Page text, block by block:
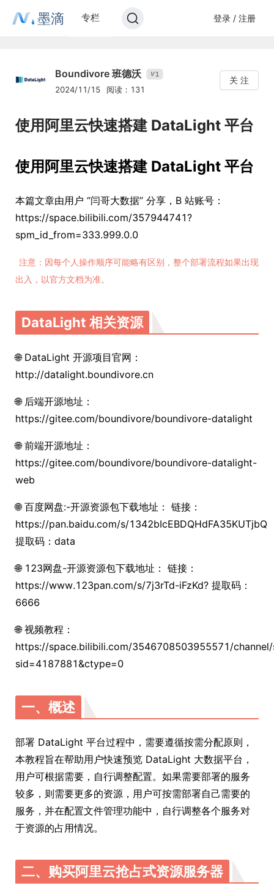
墨滴 专栏 登录 / 注册
Boundivore 班德沃 V1
2024/11/15 阅读：131
关 注
使用阿里云快速搭建 DataLight 平台
使用阿里云快速搭建 DataLight 平台
本篇文章由用户 “闫哥大数据” 分享，B 站账号：
https://space.bilibili.com/357944741?
spm_id_from=333.999.0.0
注意：因每个人操作顺序可能略有区别，整个部署流程如果出现
出入，以官方文档为准。
DataLight 相关资源
🌐 DataLight 开源项目官网：
http://datalight.boundivore.cn
🌐 后端开源地址：
https://gitee.com/boundivore/boundivore-datalight
🌐 前端开源地址：
https://gitee.com/boundivore/boundivore-datalight-
web
🌐 百度网盘:-开源资源包下载地址： 链接：
https://pan.baidu.com/s/1342bIcEBDQHdFA35KUTjbQ
提取码：data
🌐 123网盘-开源资源包下载地址： 链接：
https://www.123pan.com/s/7j3rTd-iFzKd? 提取码：
6666
🌐 视频教程：
https://space.bilibili.com/3546708503955571/channel/
sid=4187881&ctype=0
一、概述
部署 DataLight 平台过程中，需要遵循按需分配原则，
本教程旨在帮助用户快速预览 DataLight 大数据平台，
用户可根据需要，自行调整配置。如果需要部署的服务
较多，则需要更多的资源，用户可按需部署自己需要的
服务，并在配置文件管理功能中，自行调整各个服务对
于资源的占用情况。
二、购买阿里云抢占式资源服务器